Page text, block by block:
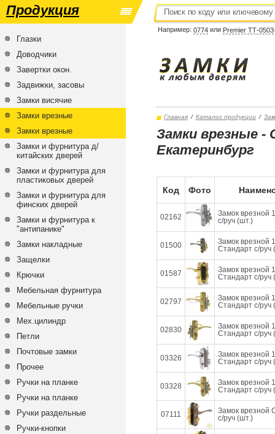
Продукция
Например: 0774 или Premier ТТ-
Глазки
Доводчики
Завертки окон.
Задвижки, засовы
Замки висячие
Замки врезные
Замки врезные
Замки и фурнитура д/
китайских дверей
Замки и фурнитура для
пластиковых дверей
Замки и фурнитура для
финских дверей
Замки и фурнитура к
"антипанике"
Замки накладные
Защелки
Крючки
Мебельная фурнитура
Мебельные ручки
Мех.цилиндр
Петли
Почтовые замки
Прочее
Ручки на планке
Ручки на планке
Ручки раздельные
Ручки-кнопки
Главная / Каталог продукции /
Замки врезные -
Екатеринбург
Код Фото
02162
Замок врезной
с/руч (шт.)
01500
Замок врезной
Стандарт с/руч
01587
Замок врезной
Стандарт с/руч
02797
Замок врезной
Стандарт с/руч
02830
Замок врезной
Стандарт с/руч
03326
Замок врезной
Стандарт с/руч
03328
Замок врезной
Стандарт с/руч
07111
Замок врезной
с/руч (шт.)